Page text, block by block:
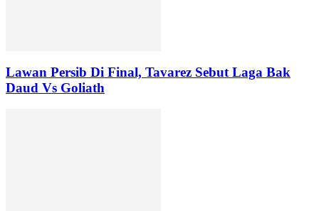
Lawan Persib Di Final, Tavarez Sebut Laga Bak
Daud Vs Goliath